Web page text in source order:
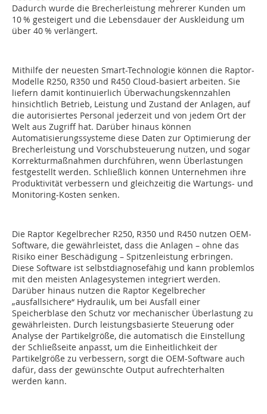
Dadurch wurde die Brecherleistung mehrerer Kunden um
10 % gesteigert und die Lebensdauer der Auskleidung um
über 40 % verlängert.
Mithilfe der neuesten Smart-Technologie können die Raptor-
Modelle R250, R350 und R450 Cloud-basiert arbeiten. Sie
liefern damit kontinuierlich Überwachungskennzahlen
hinsichtlich Betrieb, Leistung und Zustand der Anlagen, auf
die autorisiertes Personal jederzeit und von jedem Ort der
Welt aus Zugriff hat. Darüber hinaus können
Automatisierungssysteme diese Daten zur Optimierung der
Brecherleistung und Vorschubsteuerung nutzen, und sogar
Korrekturmaßnahmen durchführen, wenn Überlastungen
festgestellt werden. Schließlich können Unternehmen ihre
Produktivität verbessern und gleichzeitig die Wartungs- und
Monitoring-Kosten senken.
Die Raptor Kegelbrecher R250, R350 und R450 nutzen OEM-
Software, die gewährleistet, dass die Anlagen – ohne das
Risiko einer Beschädigung – Spitzenleistung erbringen.
Diese Software ist selbstdiagnosefähig und kann problemlos
mit den meisten Anlagesystemen integriert werden.
Darüber hinaus nutzen die Raptor Kegelbrecher
„ausfallsichere“ Hydraulik, um bei Ausfall einer
Speicherblase den Schutz vor mechanischer Überlastung zu
gewährleisten. Durch leistungsbasierte Steuerung oder
Analyse der Partikelgröße, die automatisch die Einstellung
der Schließseite anpasst, um die Einheitlichkeit der
Partikelgröße zu verbessern, sorgt die OEM-Software auch
dafür, dass der gewünschte Output aufrechterhalten
werden kann.